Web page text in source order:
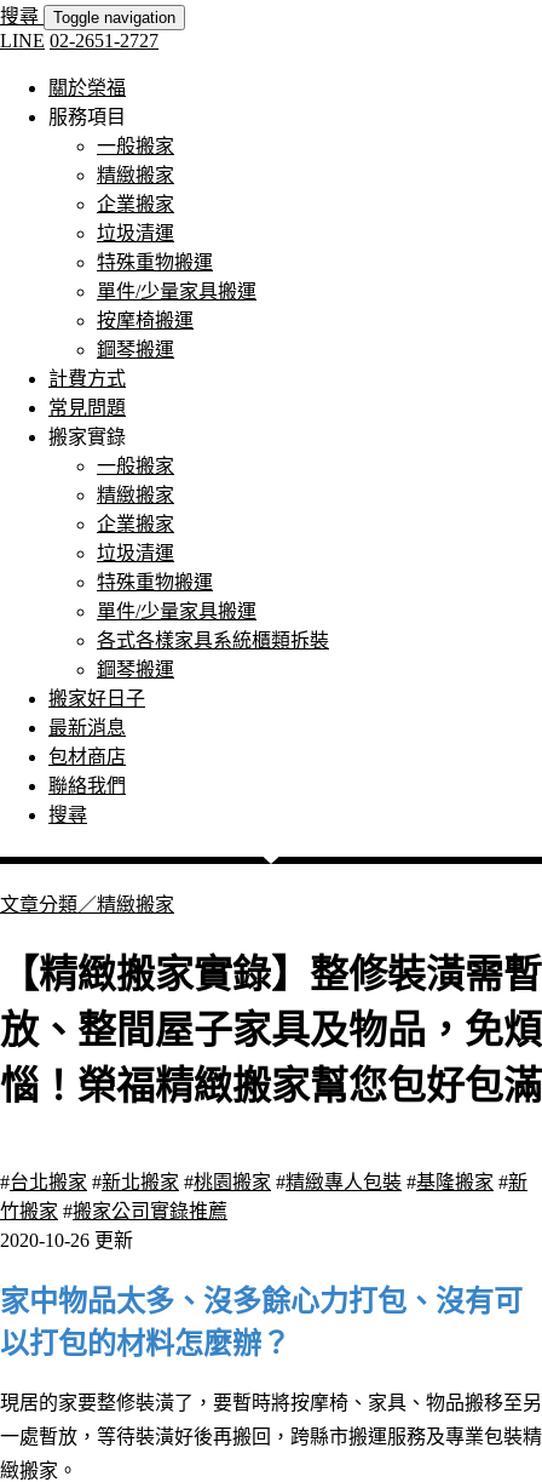
搜尋 Toggle navigation
LINE 02-2651-2727
關於榮福
服務項目
一般搬家
精緻搬家
企業搬家
垃圾清運
特殊重物搬運
單件/少量家具搬運
按摩椅搬運
鋼琴搬運
計費方式
常見問題
搬家實錄
一般搬家
精緻搬家
企業搬家
垃圾清運
特殊重物搬運
單件/少量家具搬運
各式各樣家具系統櫃類拆裝
鋼琴搬運
搬家好日子
最新消息
包材商店
聯絡我們
搜尋
文章分類／精緻搬家
【精緻搬家實錄】整修裝潢需暫
放、整間屋子家具及物品，免煩
惱！榮福精緻搬家幫您包好包滿
#台北搬家 #新北搬家 #桃園搬家 #精緻專人包裝 #基隆搬家 #新
竹搬家 #搬家公司實錄推薦
2020-10-26 更新
家中物品太多、沒多餘心力打包、沒有可
以打包的材料怎麼辦？
現居的家要整修裝潢了，要暫時將按摩椅、家具 、 物品搬移至另
一處暫放，等待裝潢好後再搬回 ， 跨縣市搬運服務及專業包裝精
緻搬家 。